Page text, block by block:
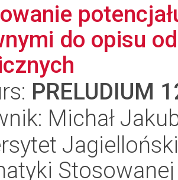
do opisu
PRELUDIUM
Michał
Stosowanej